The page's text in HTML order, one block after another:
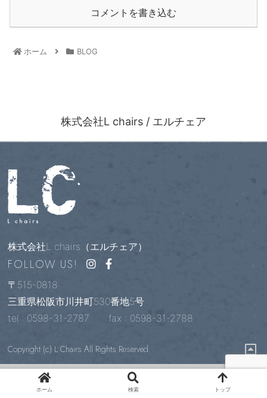
コメントを書き込む
ホーム BLOG
株式会社L chairs / エルチェア
ホーム 検索 トップ
株式会社L chairs（エルチェア）
FOLLOW US!
〒515-0818
三重県松阪市川井町530番地5号
tel : 0598-31-2787 fax : 0598-31-2788
Copyright (c) L Chairs All Rights Reserved.
0598-31-2787 CONTACT